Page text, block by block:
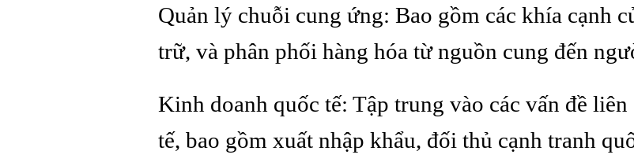
Quản lý chuỗi cung ứng: Bao gồm các khía cạnh
trữ, và phân phối hàng hóa từ nguồn cung đến
Kinh doanh quốc tế: Tập trung vào các vấn đề
tế, bao gồm xuất nhập khẩu, đối thủ cạnh tranh